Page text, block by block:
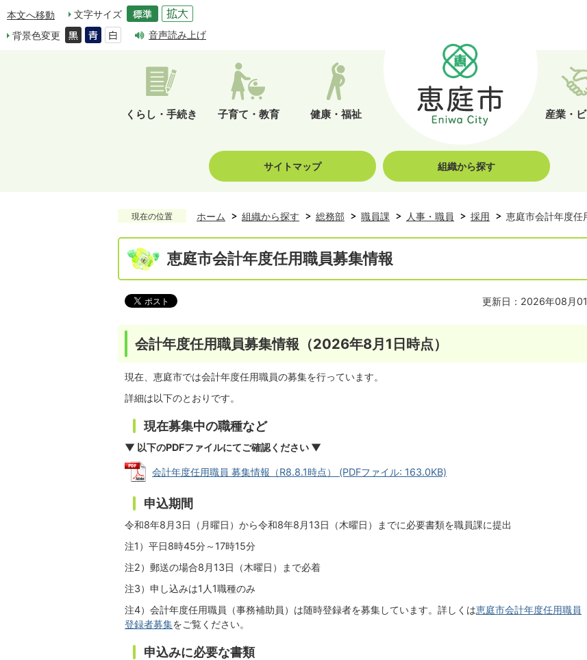
本文へ移動
文字サイズ
背景色変更
音声読み上げ
くらし・手続き 子育て・教育 健康・福祉 産業・
サイトマップ 組織から探す
現在の位置 ホーム 組織から探す 総務部 職員課 人事・職員 採用 恵庭市会計年度任
恵庭市会計年度任用職員募集情報
更新日：2026年08月
会計年度任用職員募集情報（2026年8月1日時点）
現在、恵庭市では会計年度任用職員の募集を行っています。
詳細は以下のとおりです。
現在募集中の職種など
▼ 以下のPDFファイルにてご確認ください ▼
会計年度任用職員 募集情報（R8.8.1時点） (PDFファイル: 163.0KB)
申込期間
令和8年8月3日（月曜日）から令和8年8月13日（木曜日）までに必要書類を職員課に提出
注1）平日8時45分～17時15分
注2）郵送の場合8月13日（木曜日）まで必着
注3）申し込みは1人1職種のみ
注4）会計年度任用職員（事務補助員）は随時登録者を募集しています。詳しくは恵庭市会計年度任用職員
登録者募集をご覧ください。
申込みに必要な書類